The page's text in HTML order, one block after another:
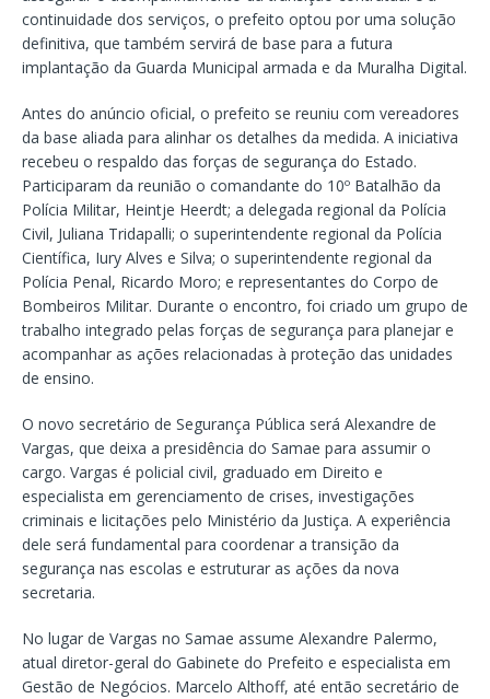
continuidade dos serviços, o prefeito optou por uma solução
definitiva, que também servirá de base para a futura
implantação da Guarda Municipal armada e da Muralha Digital.
Antes do anúncio oficial, o prefeito se reuniu com vereadores
da base aliada para alinhar os detalhes da medida. A iniciativa
recebeu o respaldo das forças de segurança do Estado.
Participaram da reunião o comandante do 10º Batalhão da
Polícia Militar, Heintje Heerdt; a delegada regional da Polícia
Civil, Juliana Tridapalli; o superintendente regional da Polícia
Científica, Iury Alves e Silva; o superintendente regional da
Polícia Penal, Ricardo Moro; e representantes do Corpo de
Bombeiros Militar. Durante o encontro, foi criado um grupo de
trabalho integrado pelas forças de segurança para planejar e
acompanhar as ações relacionadas à proteção das unidades
de ensino.
O novo secretário de Segurança Pública será Alexandre de
Vargas, que deixa a presidência do Samae para assumir o
cargo. Vargas é policial civil, graduado em Direito e
especialista em gerenciamento de crises, investigações
criminais e licitações pelo Ministério da Justiça. A experiência
dele será fundamental para coordenar a transição da
segurança nas escolas e estruturar as ações da nova
secretaria.
No lugar de Vargas no Samae assume Alexandre Palermo,
atual diretor-geral do Gabinete do Prefeito e especialista em
Gestão de Negócios. Marcelo Althoff, até então secretário de